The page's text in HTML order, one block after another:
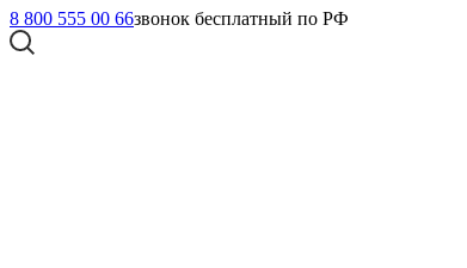
8 800 555 00 66звонок бесплатный по РФ